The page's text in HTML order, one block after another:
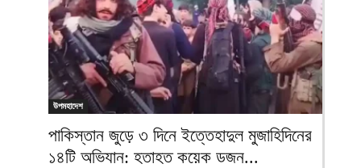
আল-
ফিরদাউস
উপমহাদেশ
পাকিস্তান জুড়ে ৩ দিনে ইত্তেহাদুল মুজাহিদিনের
১৪টি অভিযান: হতাহত কয়েক ডজন...